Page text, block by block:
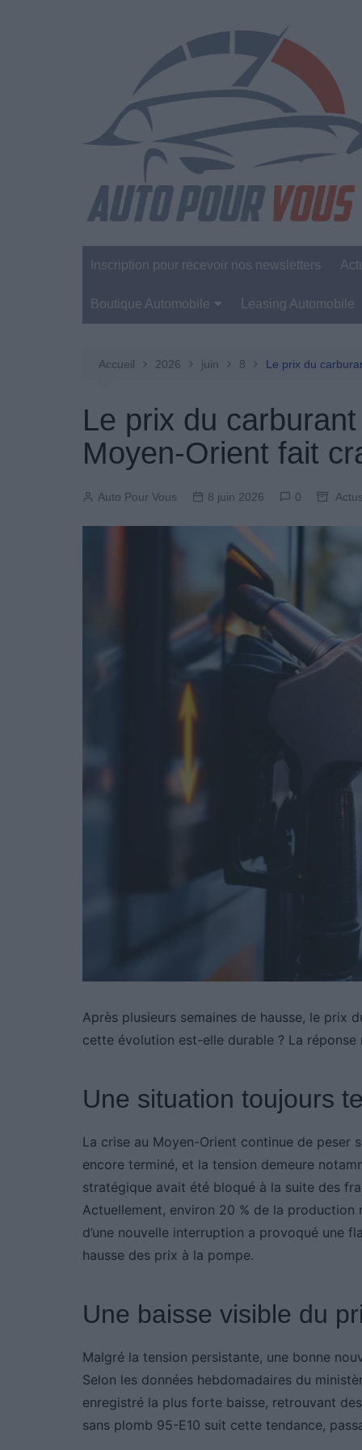
Inscription pour recevoir nos newsletters
Boutique Automobile
Entretien Automobile
Produits Boutique
Leasing Automobile
Accueil 2026 juin 8 Le prix du
Le prix du
Moyen-Orient fait
Auto Pour Vous 8 juin 2026 0
Après plusieurs semaines de hausse, le prix
cette évolution est-elle durable ? La réponse
Une situation toujours
La crise au Moyen-Orient continue de peser
encore terminé, et la tension demeure
stratégique avait été bloqué à la suite des
Actuellement, environ 20 % de la
d’une nouvelle interruption a provoqué une
hausse des prix à la pompe.
Une baisse visible du
Malgré la tension persistante, une bonne
Selon les données hebdomadaires du
enregistré la plus forte baisse, retrouvant
sans plomb 95-E10 suit cette tendance,